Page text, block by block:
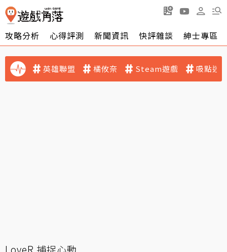
攻略分析 心得評測 新聞資訊 快評雜談 紳士專區
英雄聯盟 橘攸奈 Steam遊戲 吸點迷
LoveR 捕捉心動